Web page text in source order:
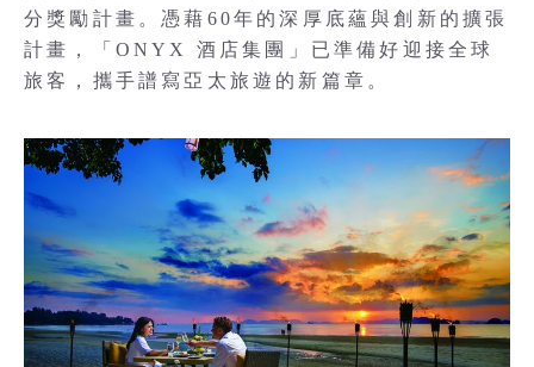
分獎勵計畫。憑藉60年的深厚底蘊與創新的擴張
計畫，「ONYX 酒店集團」已準備好迎接全球
旅客，攜手譜寫亞太旅遊的新篇章。